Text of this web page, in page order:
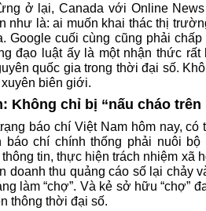
ở lại, Canada với Online
như là: ai muốn khai thác thị
Google cuối cùng cũng phải
đạo luật ấy là một nhận thức
quốc gia trong thời đại số.
biên giới.
Không chỉ bị “nấu cháo
báo chí Việt Nam hôm nay,
báo chí chính thống phải nuôi
tin, thực hiện trách nhiệm xã
doanh thu quảng cáo số lại chảy
làm “chợ”. Và kẻ sở hữu
thông thời đại số.